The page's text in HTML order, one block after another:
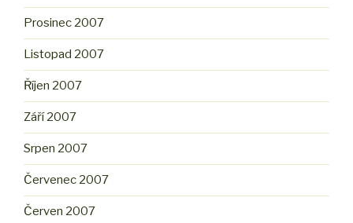
Prosinec 2007
Listopad 2007
Říjen 2007
Září 2007
Srpen 2007
Červenec 2007
Červen 2007